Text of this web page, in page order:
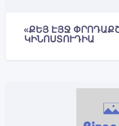
«ՔԵՅ ԷՅՋ
ԿԻՆՈՍՏՈՒԴԻԱ